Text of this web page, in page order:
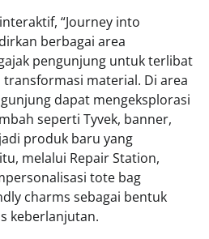
“Journey into
berbagai area
pengunjung untuk terlibat
material. Di area
dapat mengeksplorasi
seperti Tyvek, banner,
produk baru yang
melalui Repair Station,
tote bag
charms sebagai bentuk
keberlanjutan.